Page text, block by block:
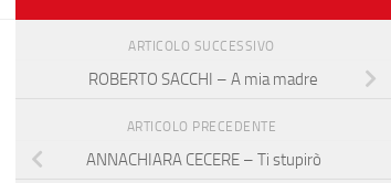
ARTICOLO SUCCESSIVO
ROBERTO SACCHI – A mia madre
ARTICOLO PRECEDENTE
ANNACHIARA CECERE – Ti stupirò